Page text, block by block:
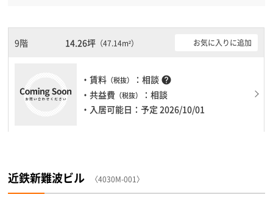
ておりますので、耐震性がしっかりとしています。土日・祝日も利
用可能になりますので時間帯を気にせず利用できます。駐車場もあ
アまでの待ち時間があまりかかりません。
9階 14.26坪（47.14m²） お気に入りに追加
・賃料 （税抜） ：相談 help
・共益費 （税抜）
：相談
・入居可能日：予定 2026/10/01
近鉄新難波ビル 〈4030M-001〉